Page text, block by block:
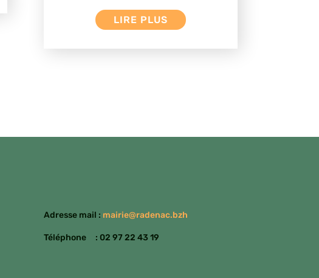
LIRE PLUS
Adresse mail : mairie@radenac.bzh
Téléphone : 02 97 22 43 19